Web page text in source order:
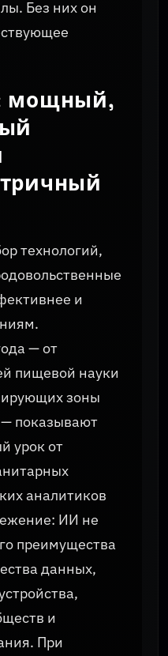
Без них он
мощный,
технологий,
и
— от
пищевой науки
зоны
показывают
урок от
аналитиков
ИИ не
преимущества
данных,
и
При